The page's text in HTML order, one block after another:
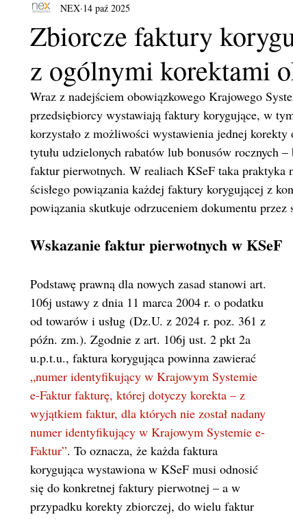
Zbiorcze faktury
z ogólnymi korektami
NEX 14 paź 2025
Wraz z nadejściem obowiązkowego Krajowego
przedsiębiorcy wystawiają faktury korygujące, w
korzystało z możliwości wystawienia jednej
tytułu udzielonych rabatów lub bonusów rocznych
faktur pierwotnych. W realiach KSeF taka praktyka
ścisłego powiązania każdej faktury korygującej z
powiązania skutkuje odrzuceniem dokumentu przez
Wskazanie faktur pierwotnych w KSeF
Podstawę prawną dla nowych zasad stanowi art.
106j ustawy z dnia 11 marca 2004 r. o podatku
od towarów i usług (Dz.U. z 2024 r. poz. 361 z
późn. zm.). Zgodnie z art. 106j ust. 2 pkt 2a
u.p.t.u., faktura korygująca powinna zawierać
„numer identyfikujący w Krajowym Systemie
e-Faktur fakturę, której dotyczy korekta – z
wyjątkiem faktur, dla których nie został nadany
numer identyfikujący w Krajowym Systemie e-
Faktur”. To oznacza, że każda faktura
korygująca wystawiona w KSeF musi odnosić
się do konkretnej faktury pierwotnej – a w
przypadku korekty zbiorczej, do wielu faktur